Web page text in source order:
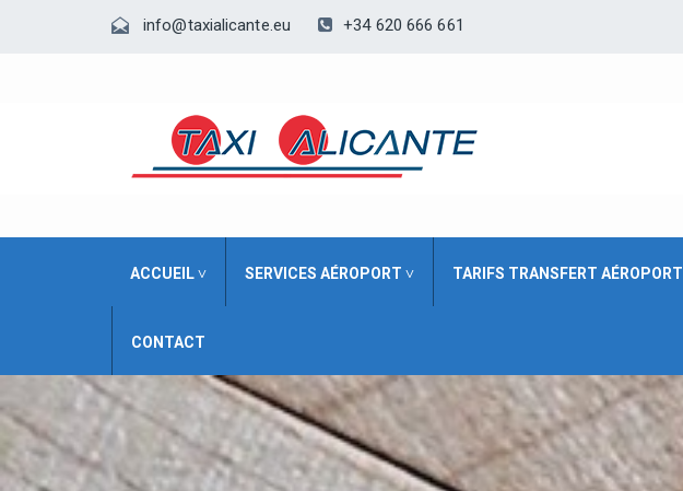
info@taxialicante.eu +34 620 666 661
ACCUEIL ˅ SERVICES AÉROPORT ˅ TARIFS TRANSFERT AÉROPORT
CONTACT